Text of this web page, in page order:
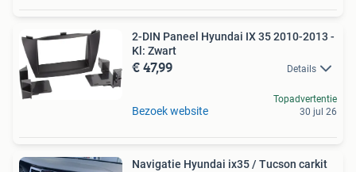
2-DIN Paneel Hyundai IX 35 2010-2013 -
Kl: Zwart
€ 47,99 Details
Bezoek website
Topadvertentie
30 jul 26
Navigatie Hyundai ix35 / Tucson carkit